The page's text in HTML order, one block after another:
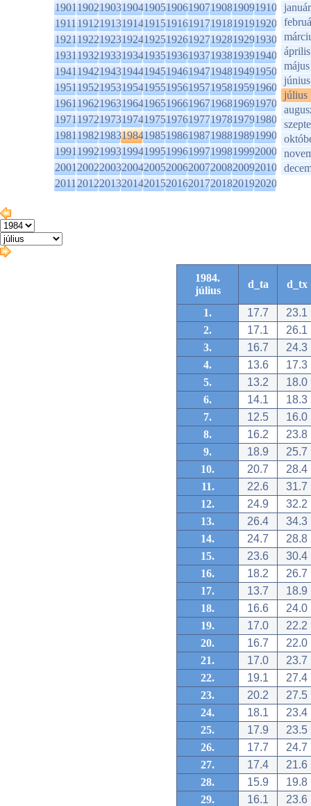
1901190219031904190519061907190819091910
1911191219131914191519161917191819191920
1921192219231924192519261927192819291930
1931193219331934193519361937193819391940
1941194219431944194519461947194819491950
1951195219531954195519561957195819591960
1961196219631964196519661967196819691970
1971197219731974197519761977197819791980
1981198219831984198519861987198819891990
1991199219931994199519961997199819992000
2001200220032004200520062007200820092010
2011201220132014201520162017201820192020
január
április
május
június
július
1984.
július
d_ta d_tx
1. 17.7
23.1
2.
17.1
26.1
3.
16.7
24.3
4.
13.6
17.3
5.
13.2
18.0
6.
14.1
18.3
7.
12.5
16.0
8.
16.2
23.8
9.
18.9
25.7
10.
20.7
28.4
11.
22.6
31.7
12.
24.9
32.2
13.
26.4
34.3
14.
24.7
28.8
15.
23.6
30.4
16.
18.2
26.7
17.
13.7
18.9
18.
16.6
24.0
19.
17.0
22.2
20.
16.7
22.0
21.
17.0
23.7
22.
19.1
27.4
23.
20.2
27.5
24.
18.1
23.4
25.
17.9
23.5
26.
17.7
24.7
27.
17.4
21.6
28.
15.9
19.8
29.
16.1
23.6